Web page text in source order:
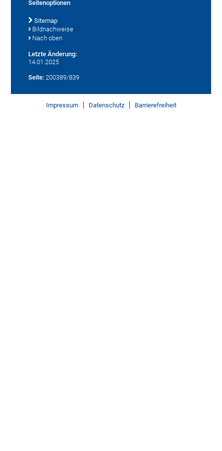
Seitenoptionen
Sitemap
Bildnachweise
Nach oben
Letzte Änderung:
14.01.2025
Seite: 200389/839
Impressum Datenschutz Barrierefreiheit